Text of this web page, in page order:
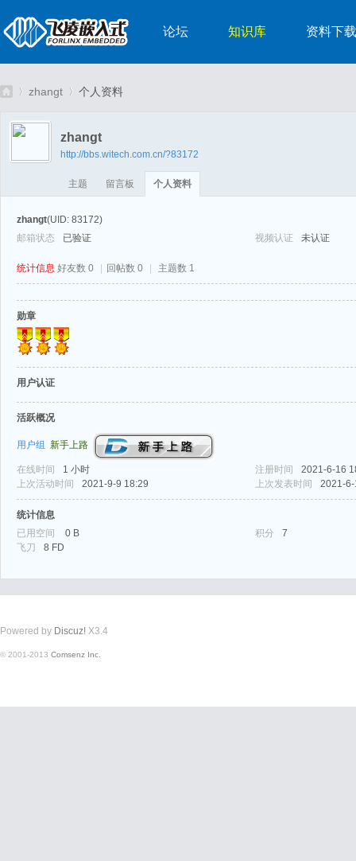
论坛 知识库 资料下载
嵌
爱
›
zhangt
›
个人资料
zhangt
http://bbs.witech.com.cn/?83172
主题 留言板 个人资料
zhangt(UID: 83172)
邮箱状态
已验证 视频认证 未认证
统计信息 好友数 0 回帖数 0 主题数 1
勋章
用户认证
活跃概况
用户组 新手上路
在线时间 1 小时 注册时间
2021-6-16
上次活动时间
2021-9-9 18:29 上次发表时间 2021-
统计信息
已用空间
0 B 积分
7
飞刀
8 FD
Powered by Discuz! X3.4
© 2001-2013 Comsenz Inc.